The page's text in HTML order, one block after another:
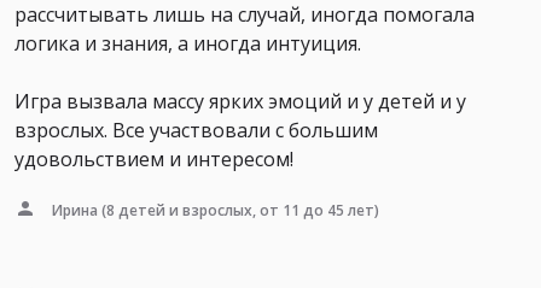
рассчитывать лишь на случай, иногда помогала
логика и знания, а иногда интуиция.
Игра вызвала массу ярких эмоций и у детей и у
взрослых. Все участвовали с большим
удовольствием и интересом!
Ирина (8 детей и взрослых, от 11 до 45 лет)